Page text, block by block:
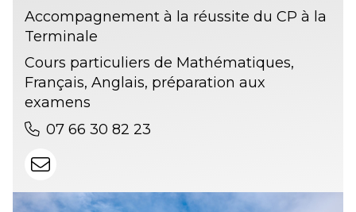
Accompagnement à la réussite du CP à la
Terminale
Cours particuliers de Mathématiques,
Français, Anglais, préparation aux
examens
07 66 30 82 23